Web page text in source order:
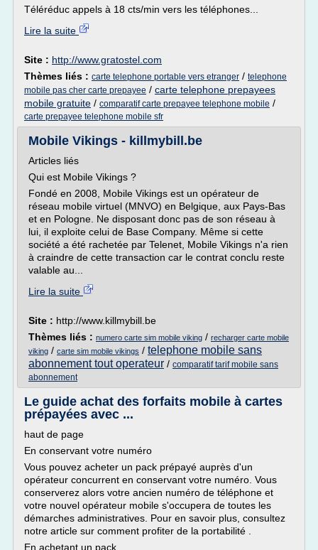
Téléréduc appels à 18 cts/min vers les téléphones...
Lire la suite
Site : http://www.gratostel.com
Thèmes liés : carte telephone portable vers etranger / telephone
mobile pas cher carte prepayee / carte telephone prepayees
mobile gratuite / comparatif carte prepayee telephone mobile /
carte prepayee telephone mobile sfr
Mobile Vikings - killmybill.be
Articles liés
Qui est Mobile Vikings ?
Fondé en 2008, Mobile Vikings est un opérateur de
réseau mobile virtuel (MNVO) en Belgique, aux Pays-Bas
et en Pologne. Ne disposant donc pas de son réseau à
lui, il exploite celui de Base Company. Même si cette
société a été rachetée par Telenet, Mobile Vikings n'a rien
à craindre de cette transaction car le contrat conclu reste
valable au...
Lire la suite
Site : http://www.killmybill.be
Thèmes liés : numero carte sim mobile viking / recharger carte mobile
viking / carte sim mobile vikings / telephone mobile sans
abonnement tout operateur / comparatif tarif mobile sans
abonnement
Le guide achat des forfaits mobile à cartes
prépayées avec ...
haut de page
En conservant votre numéro
Vous pouvez acheter un pack prépayé auprès d'un
opérateur concurrent en conservant votre numéro. Vous
conserverez alors votre ancien numéro de téléphone et
votre nouvel opérateur mobile s'occupera de toutes les
démarches administratives. Pour en savoir plus, consultez
notre article sur comment profiter de la portabilité .
En achetant un pack...